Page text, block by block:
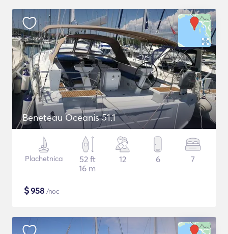
Beneteau Oceanis 51.1
Plachetnica
52 ft
16 m
12 6 7
$958 /noc